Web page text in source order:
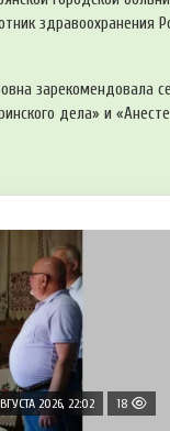
зарекомендовала
дела» и
2026, 22:02 18